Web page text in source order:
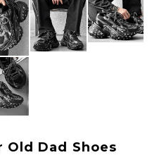
Dad Shoes